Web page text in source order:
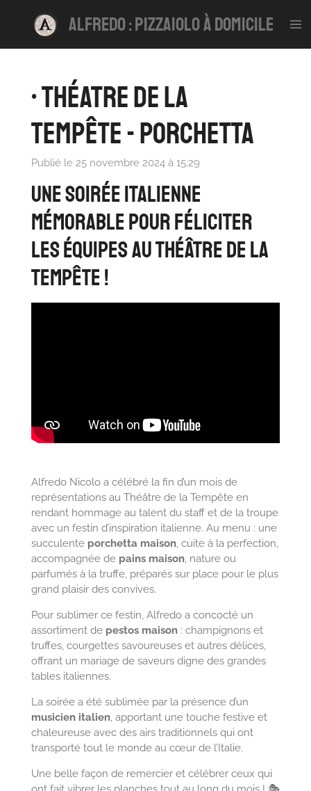
Passer
alfredo : pizzaiolo à domicile
• Théatre de la
Tempête - Porchetta
Publié le 25 novembre 2024 à 15:29
Une soirée italienne
mémorable pour féliciter
les équipes au Théâtre de la
Tempête !
Alfredo Nicolo a célébré la fin d’un mois de
représentations au Théâtre de la Tempête en
rendant hommage au talent du staff et de la troupe
avec un festin d’inspiration italienne. Au menu : une
succulente porchetta maison, cuite à la perfection,
accompagnée de pains maison, nature ou
parfumés à la truffe, préparés sur place pour le plus
grand plaisir des convives.
Pour sublimer ce festin, Alfredo a concocté un
assortiment de pestos maison: champignons et
truffes, courgettes savoureuses et autres délices,
offrant un mariage de saveurs digne des grandes
tables italiennes.
La soirée a été sublimée par la présence d’un
musicien italien, apportant une touche festive et
chaleureuse avec des airs traditionnels qui ont
transporté tout le monde au cœur de l’Italie.
Une belle façon de remercier et célébrer ceux qui